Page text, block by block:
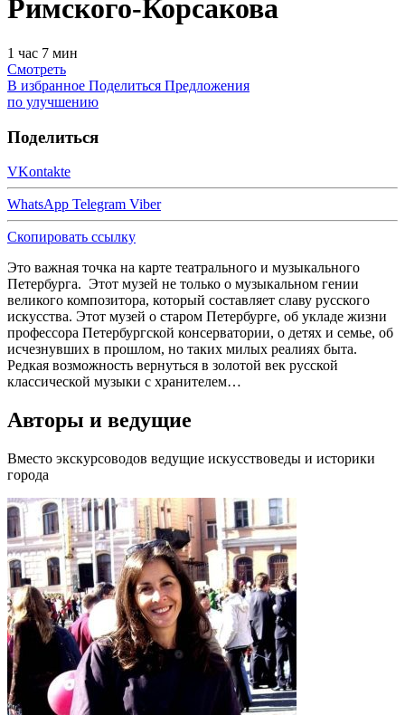
Римского-Корсакова
1 час 7 мин
Смотреть
В избранное Поделиться Предложения
по улучшению
Поделиться
VKontakte
WhatsApp Telegram Viber
Скопировать ссылку
Это важная точка на карте театрального и музыкального
Петербурга. Этот музей не только о музыкальном гении
великого композитора, который составляет славу русского
искусства. Этот музей о старом Петербурге, об укладе жизни
профессора Петербургской консерватории, о детях и семье, об
исчезнувших в прошлом, но таких милых реалиях быта.
Редкая возможность вернуться в золотой век русской
классической музыки с хранителем…
Авторы и ведущие
Вместо экскурсоводов ведущие искусствоведы и историки
города